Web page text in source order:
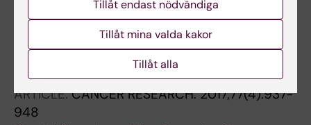
Identification of Triazolothiadiazoles as Potent
Inhibitors of the dCTP Pyrophosphatase 1
Llona-Minguez S; Hoglund A; Wiita E; Almlof I;
Mateus A; Calderon-Montano JM; Cazares-
Korner C; Homan E; Loseva O; Baranczewski P;
Jemth A-S; Haggblad M; Martens U; Lundgren
B; Artursson P; Lundback T; Jensen AJ;
ARTICLE:CANCER RESEARCH.2017;77(4):937-
948
Tillåt endast nödvändiga
Tillåt mina valda kakor
Tillåt alla